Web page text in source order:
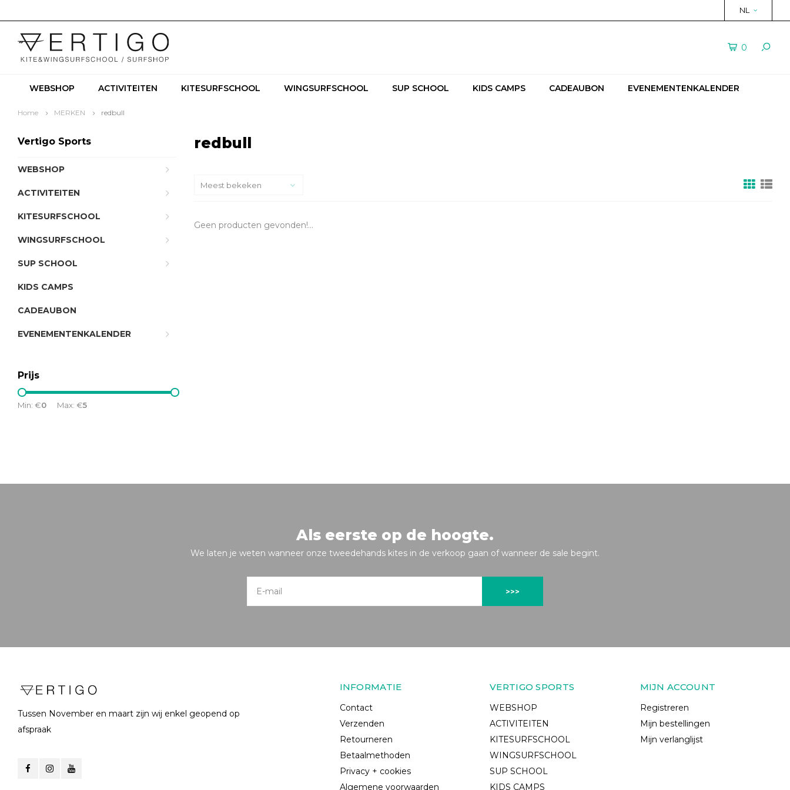
NL
0
WEBSHOP ACTIVITEITEN KITESURFSCHOOL WINGSURFSCHOOL SUP SCHOOL KIDS CAMPS CADEAUBON EVENEMENTENKALENDER
Home MERKEN redbull
Vertigo Sports
WEBSHOP
ACTIVITEITEN
KITESURFSCHOOL
WINGSURFSCHOOL
SUP SCHOOL
KIDS CAMPS
CADEAUBON
EVENEMENTENKALENDER
Prijs
Min: €0 Max: €5
redbull
Meest bekeken
Geen producten gevonden!...
Als eerste op de hoogte.
We laten je weten wanneer onze tweedehands kites in de verkoop gaan of wanneer de sale begint.
>>>
Tussen November en maart zijn wij enkel geopend op
afspraak
INFORMATIE
Contact
Verzenden
Retourneren
Betaalmethoden
Privacy + cookies
Algemene voorwaarden
VERTIGO SPORTS
WEBSHOP
ACTIVITEITEN
KITESURFSCHOOL
WINGSURFSCHOOL
SUP SCHOOL
KIDS CAMPS
MIJN ACCOUNT
Registreren
Mijn bestellingen
Mijn verlanglijst